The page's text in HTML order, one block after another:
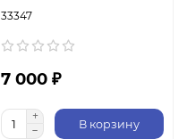
33347
7 000 ₽
В корзину